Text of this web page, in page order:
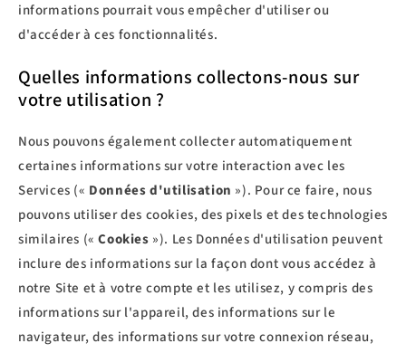
informations pourrait vous empêcher d'utiliser ou
d'accéder à ces fonctionnalités.
Quelles informations collectons-nous sur
votre utilisation ?
Nous pouvons également collecter automatiquement
certaines informations sur votre interaction avec les
Services (« Données d'utilisation »). Pour ce faire, nous
pouvons utiliser des cookies, des pixels et des technologies
similaires («Cookies »). Les Données d'utilisation peuvent
inclure des informations sur la façon dont vous accédez à
notre Site et à votre compte et les utilisez, y compris des
informations sur l'appareil, des informations sur le
navigateur, des informations sur votre connexion réseau,